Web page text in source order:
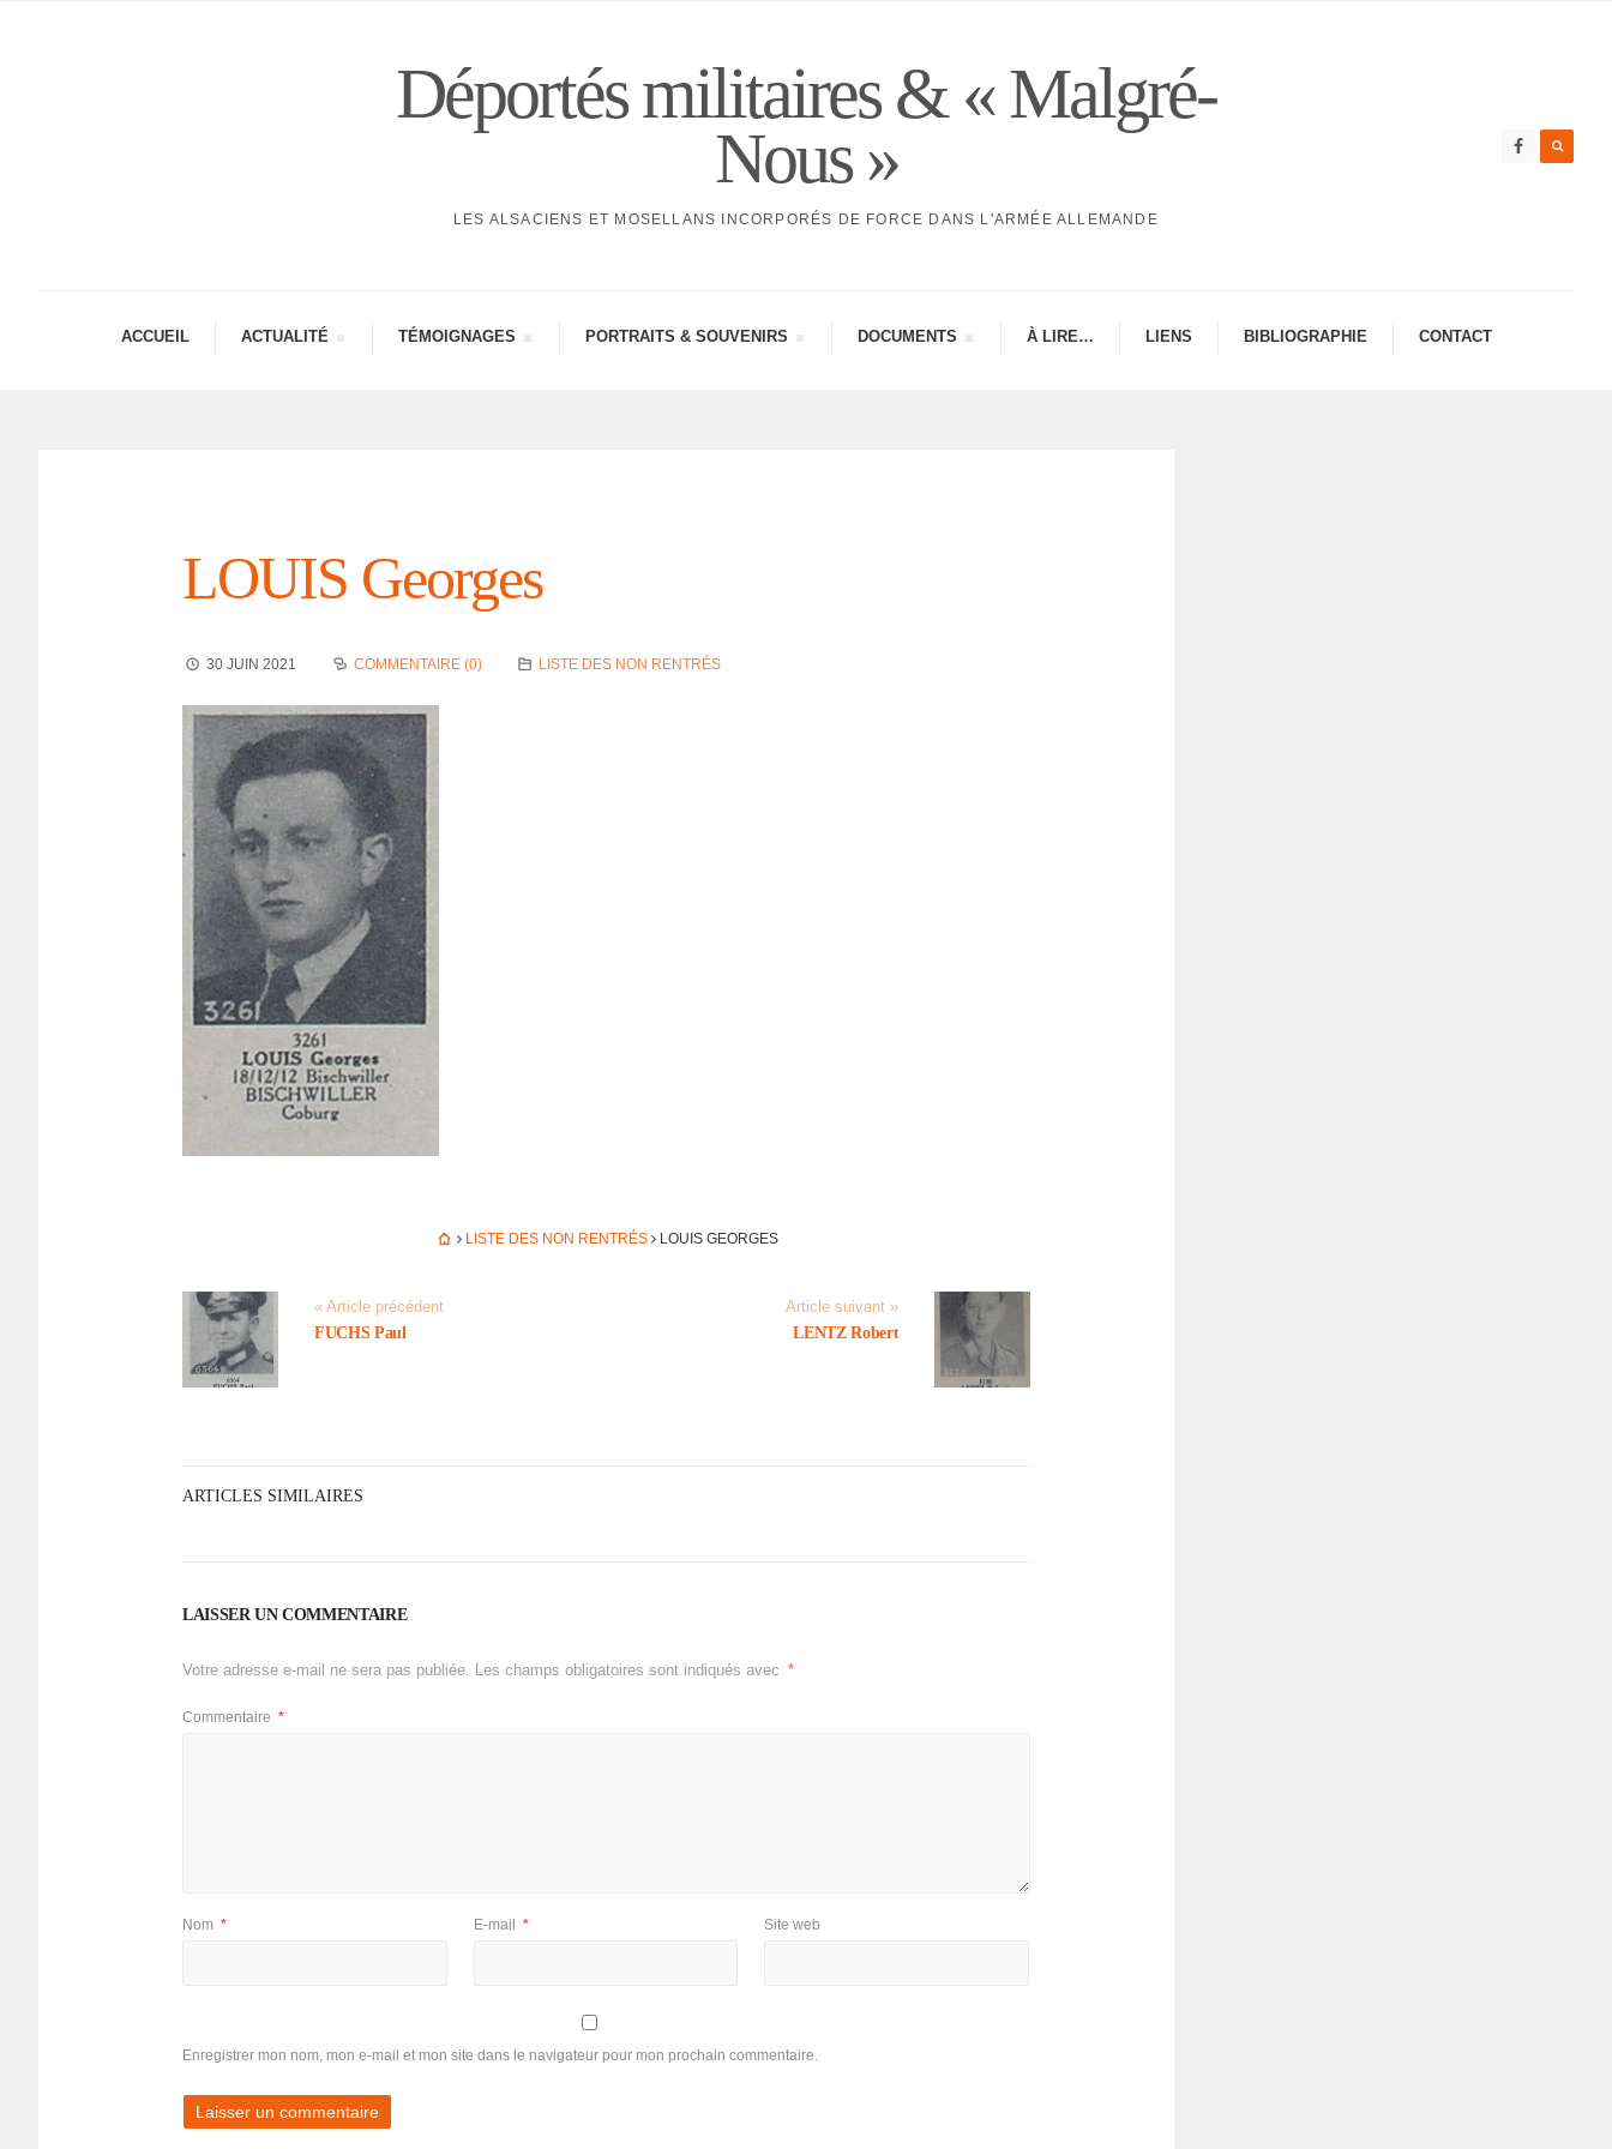
Déportés militaires & « Malgré-
Nous »
LES ALSACIENS ET MOSELLANS INCORPORÉS DE FORCE DANS L'ARMÉE ALLEMANDE
ACCUEIL ACTUA­LITÉ TÉMOI­GNAGES PORTRAITS & SOUVE­NIRS DOCU­MENTS À LIRE… LIENS BIBLIO­GRA­PHIE CONTAC­­T
LOUIS Georges
30 JUIN 2021 COMMENTAIRE (0) LISTE DES NON RENTRÉS
LISTE DES NON RENTRÉS LOUIS GEORGES
« Article précédent
FUCHS Paul
Article suivant »
LENTZ Robert
ARTICLES SIMILAIRES
LAISSER UN COMMENTAIRE
Votre adresse e-mail ne sera pas publiée. Les champs obligatoires sont indiqués avec *
Commentaire *
Nom * E-mail * Site web
Enregistrer mon nom, mon e-mail et mon site dans le navigateur pour mon prochain commentaire.